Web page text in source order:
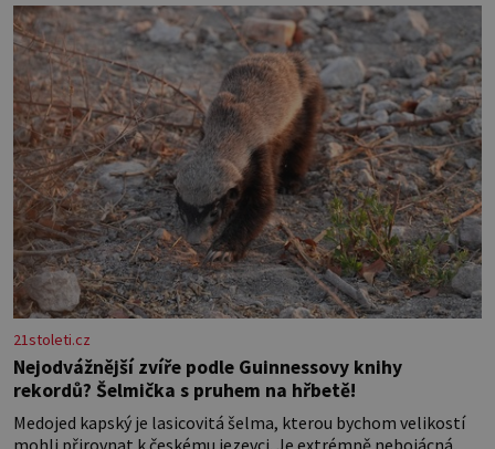
klimatickým podmínkám. Sucho, prosolené písky a extrémně
21stoleti.cz
Nejodvážnější zvíře podle Guinnessovy knihy
rekordů? Šelmička s pruhem na hřbetě!
Medojed kapský je lasicovitá šelma, kterou bychom velikostí
mohli přirovnat k českému jezevci. Je extrémně nebojácná,